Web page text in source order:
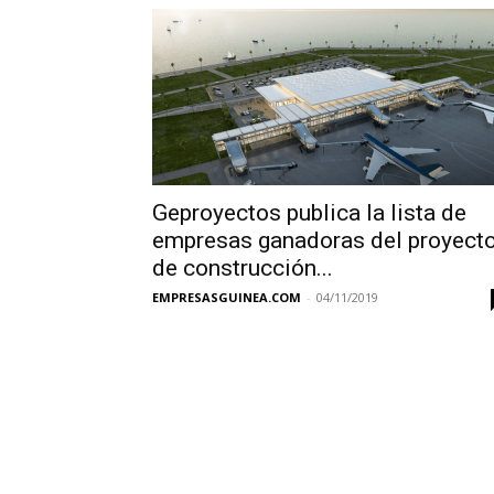
Geproyectos publica la lista de
empresas ganadoras del
de construcción...
EMPRESASGUINEA.COM - 04/11/2019